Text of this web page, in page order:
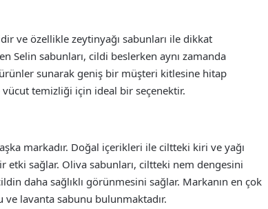
ve özellikle zeytinyağı sabunları ile dikkat
Selin sabunları, cildi beslerken aynı zamanda
sunarak geniş bir müşteri kitlesine hitap
temizliği için ideal bir seçenektir.
markadır. Doğal içerikleri ile ciltteki kiri ve yağı
sağlar. Oliva sabunları, ciltteki nem dengesini
daha sağlıklı görünmesini sağlar. Markanın en çok
lavanta sabunu bulunmaktadır.